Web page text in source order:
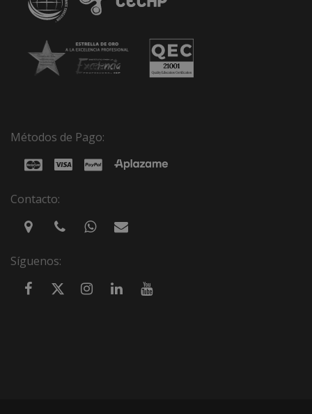
Métodos de Pago:
Contacto:
Síguenos: